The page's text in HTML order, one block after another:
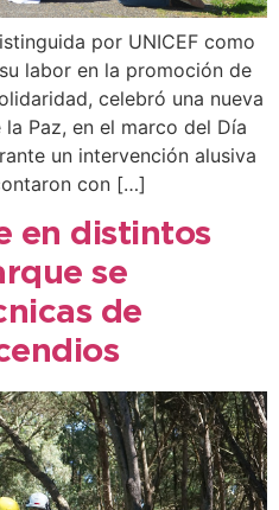
por UNICEF como
labor en la promoción de
celebró una nueva
Paz, en el marco del Día
un intervención alusiva
con […]
en distintos
se
de